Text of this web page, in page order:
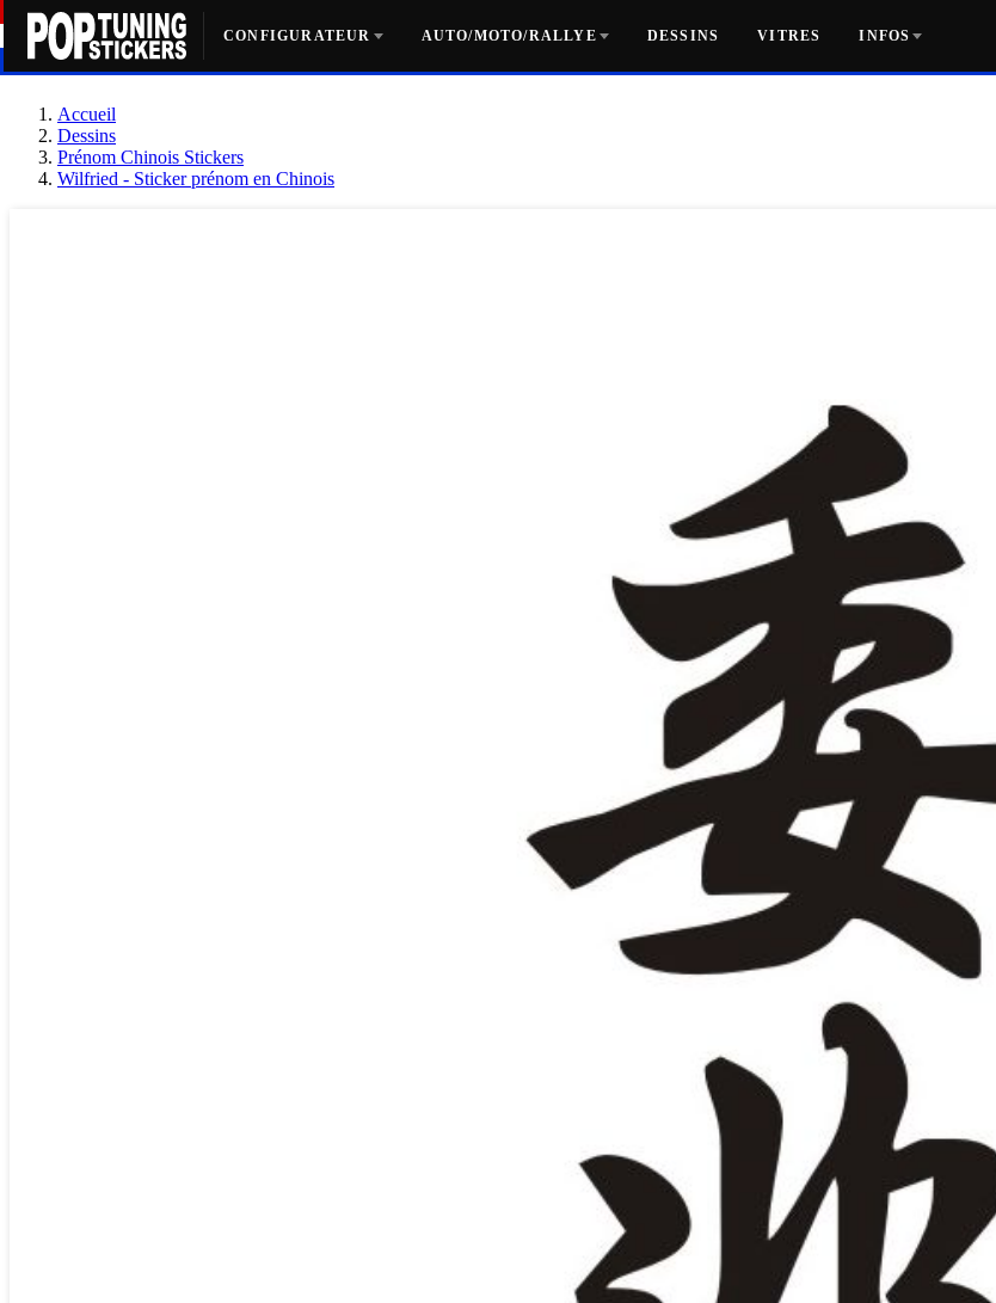
CONFIGURATEUR AUTO/MOTO/RALLYE DESSINS VITRES INFOS
Accueil
Dessins
Prénom Chinois Stickers
Wilfried - Sticker prénom en Chinois